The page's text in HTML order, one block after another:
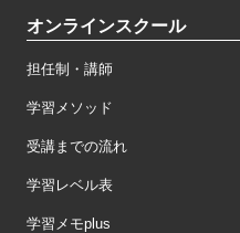
オンラインスクール
担任制・講師
学習メソッド
受講までの流れ
学習レベル表
学習メモplus